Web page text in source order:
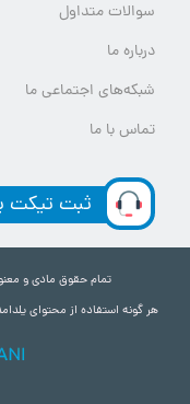
سوالات متداول
درباره ما
شبکه‌های اجتماعی ما
تماس با ما
ثبت تیکت
تمام حقوق مادی و
هر گونه استفاده از محتوای